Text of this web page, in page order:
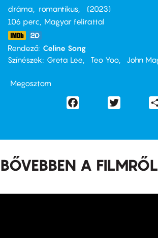
dráma romantikus
2023
106 perc,
Magyar felirattal
Rendező Celine Song
Színészek
Greta Lee Teo Yoo John
Megosztom
Facebook
BŐVEBBEN A FILMRŐL